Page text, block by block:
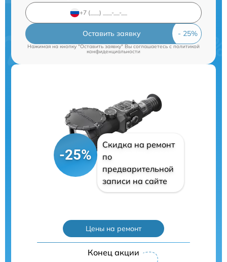
Оставить заявку
Нажимая на кнопку "Оставить заявку" Вы соглашаетесь cполитикой
конфиденциальности
-25%
Скидка на ремонт
по
предварительной
записи на сайте
Цены на ремонт
Конец акции